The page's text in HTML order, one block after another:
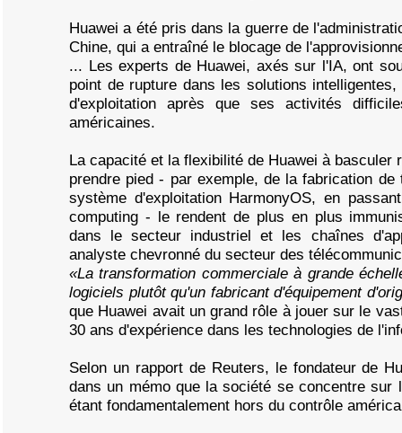
Huawei a été pris dans la guerre de
Chine, qui a entraîné le blocage de
... Les experts de Huawei, axés sur l'IA, ont
point de rupture dans les solutions
d'exploitation après que ses activités
américaines.
La capacité et la flexibilité de Huawei à
prendre pied - par exemple, de la fabrication
système d'exploitation HarmonyOS, en
computing - le rendent de plus en plus
dans le secteur industriel et les chaînes
analyste chevronné du secteur des
«La transformation commerciale à grande
logiciels plutôt qu'un fabricant d'équipement
que Huawei avait un grand rôle à jouer sur le
30 ans d'expérience dans les technologies de
Selon un rapport de Reuters, le fondateur de
dans un mémo que la société se concentre sur
étant fondamentalement hors du contrôle